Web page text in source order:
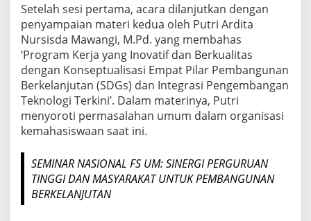
Setelah sesi pertama, acara dilanjutkan dengan
penyampaian materi kedua oleh Putri Ardita
Nursisda Mawangi, M.Pd. yang membahas
‘Program Kerja yang Inovatif dan Berkualitas
dengan Konseptualisasi Empat Pilar Pembangunan
Berkelanjutan (SDGs) dan Integrasi Pengembangan
Teknologi Terkini’. Dalam materinya, Putri
menyoroti permasalahan umum dalam organisasi
kemahasiswaan saat ini.
SEMINAR NASIONAL FS UM: SINERGI PERGURUAN
TINGGI DAN MASYARAKAT UNTUK PEMBANGUNAN
BERKELANJUTAN